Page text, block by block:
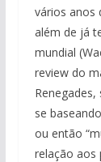
vários anos
além de já
mundial
review do
se
ou então
relação aos